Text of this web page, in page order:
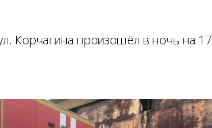
Корчагина произошёл в ночь на 17